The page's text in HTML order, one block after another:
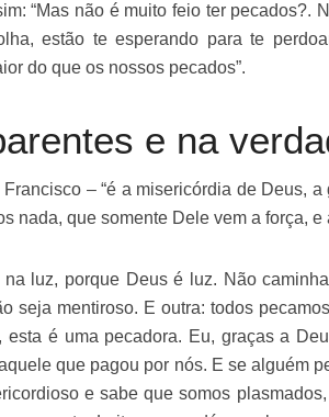
“Mas não é muito feio ter pecados?.
estão te esperando para te
do que os nossos pecados”.
e na
– “é a misericórdia de Deus,
nada, que somente Dele vem a força, e
na luz, porque Deus é luz. Não
seja mentiroso. E outra: todos
esta é uma pecadora. Eu, graças a
que pagou por nós. E se alguém
e sabe que somos